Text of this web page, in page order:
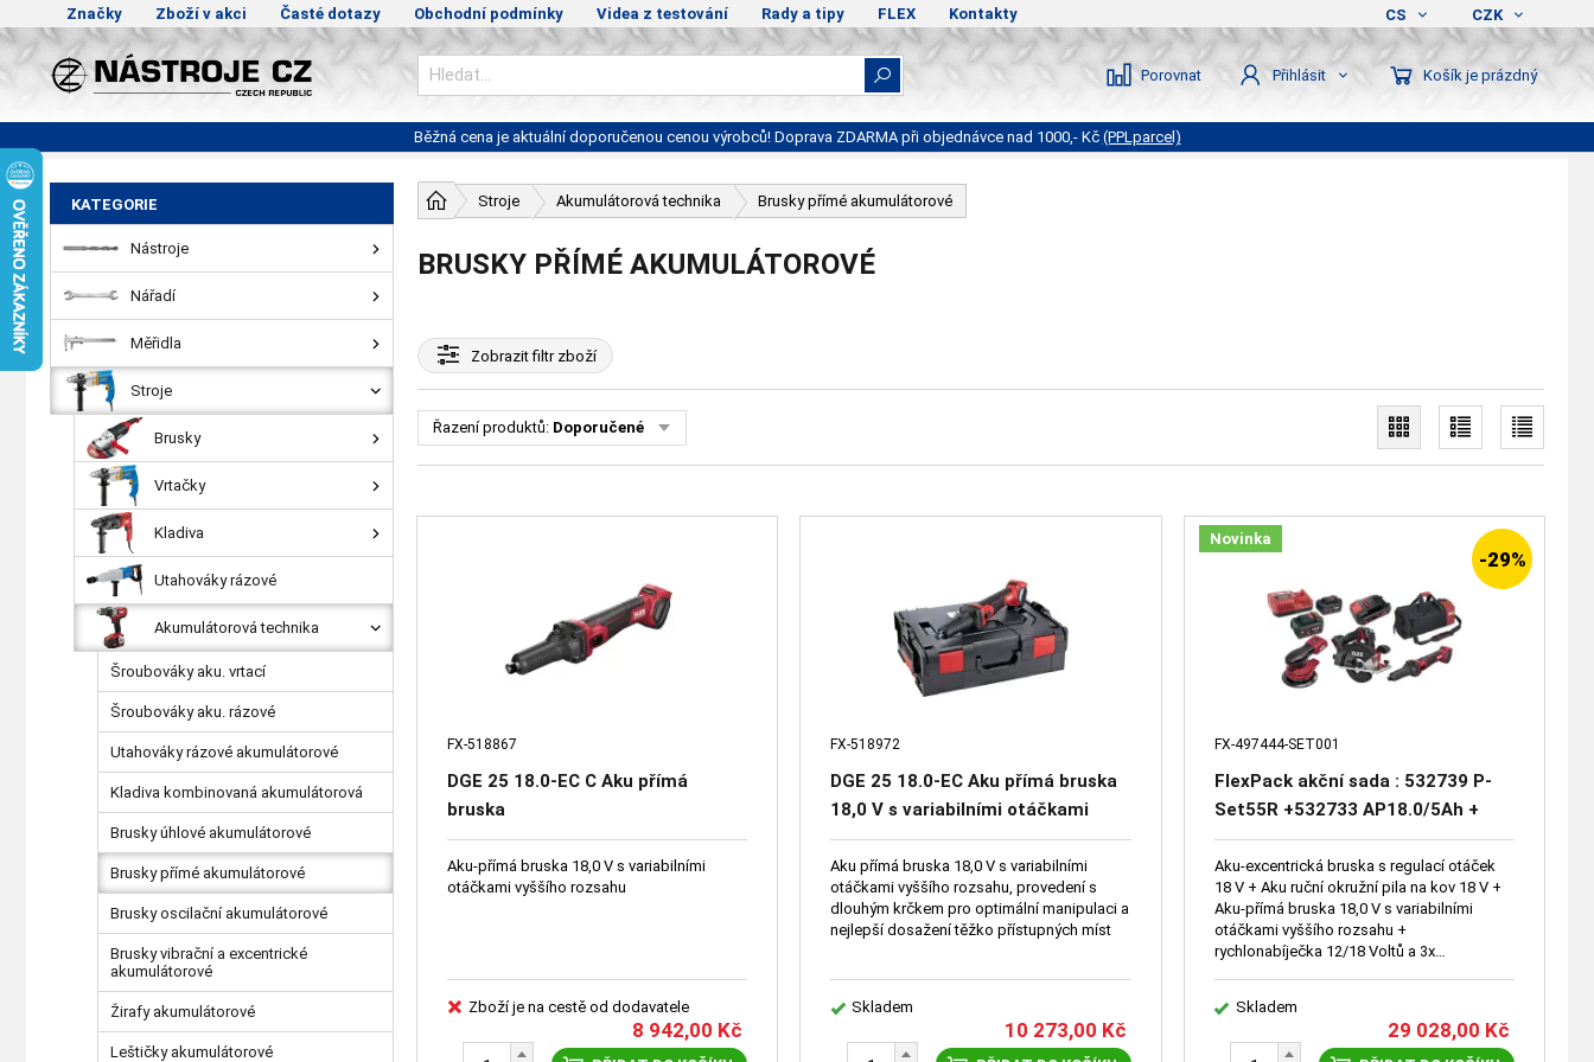
Značky Zboží v akci Časté dotazy Obchodní podmínky Videa z testování Rady a tipy FLEX Kontakty CS CZK
Porovnat Přihlásit Košík je prázdný
Běžná cena je aktuální doporučenou cenou výrobců! Doprava ZDARMA při objednávce nad 1000,- Kč (PPLparcel)
Stroje Akumulátorová technika Brusky přímé akumulátorové
BRUSKY PŘÍMÉ AKUMULÁTOROVÉ
Zobrazitfiltr zboží
Řazení produktů: Doporučené
FX-518867
DGE 25 18.0-EC C Aku přímá
bruska
Aku-přímá bruska 18,0 V s variabilními
otáčkami vyššího rozsahu
Zboží je na cestě od dodavatele
8 942,00 Kč
FX-518972
DGE 25 18.0-EC Aku přímá bruska
18,0 V s variabilními otáčkami
vyššího rozsahu
Aku přímá bruska 18,0 V s variabilními
otáčkami vyššího rozsahu, provedení s
dlouhým krčkem pro optimální manipulaci a
nejlepší dosažení těžko přístupných míst
Skladem
10 273,00 Kč
Novinka
-29%
FX-497444-SET001
FlexPack akční sada : 532739 P-
Set55R +532733 AP18.0/5Ah +
534089 FB2 L700/400 + 534186
ORE 5-150 18-EC C + 533686 CSM
57 18- EC C + 518867 DGE 25 18.0
EC C
Aku-excentrická bruska s regulací otáček
18 V + Aku ruční okružní pila na kov 18 V +
Aku-přímá bruska 18,0 V s variabilními
otáčkami vyššího rozsahu +
rychlonabíječka 12/18 Voltů a 3x
Skladem
29 028,00 Kč
KATEGORIE
Nástroje
Nářadí
Měřidla
Stroje
Brusky
Vrtačky
Kladiva
Utahováky rázové
Akumulátorová technika
Šroubováky aku. vrtací
Šroubováky aku. rázové
Utahováky rázové akumulátorové
Kladiva kombinovaná akumulátorová
Brusky úhlové akumulátorové
Brusky přímé akumulátorové
Brusky oscilační akumulátorové
Brusky vibrační a excentrické
akumulátorové
Žirafy akumulátorové
Leštičky akumulátorové